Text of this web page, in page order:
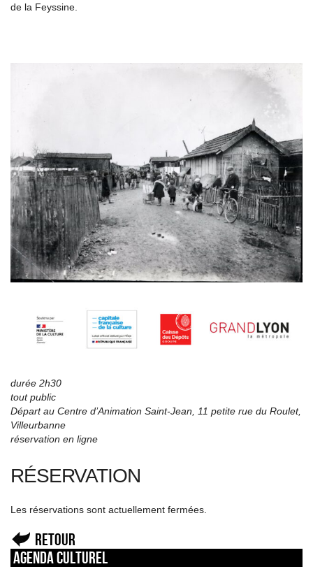
de la Feyssine.
durée 2h30
tout public
Départ au Centre d’Animation Saint-Jean,
11 petite rue du Roulet,
Villeurbanne
réservation en ligne
RÉSERVATION
Les réservations sont actuellement fermées.
Retour
Agenda culturel